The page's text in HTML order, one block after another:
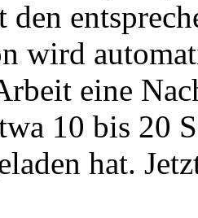
den
wird
eine
10 bis 20
hat.